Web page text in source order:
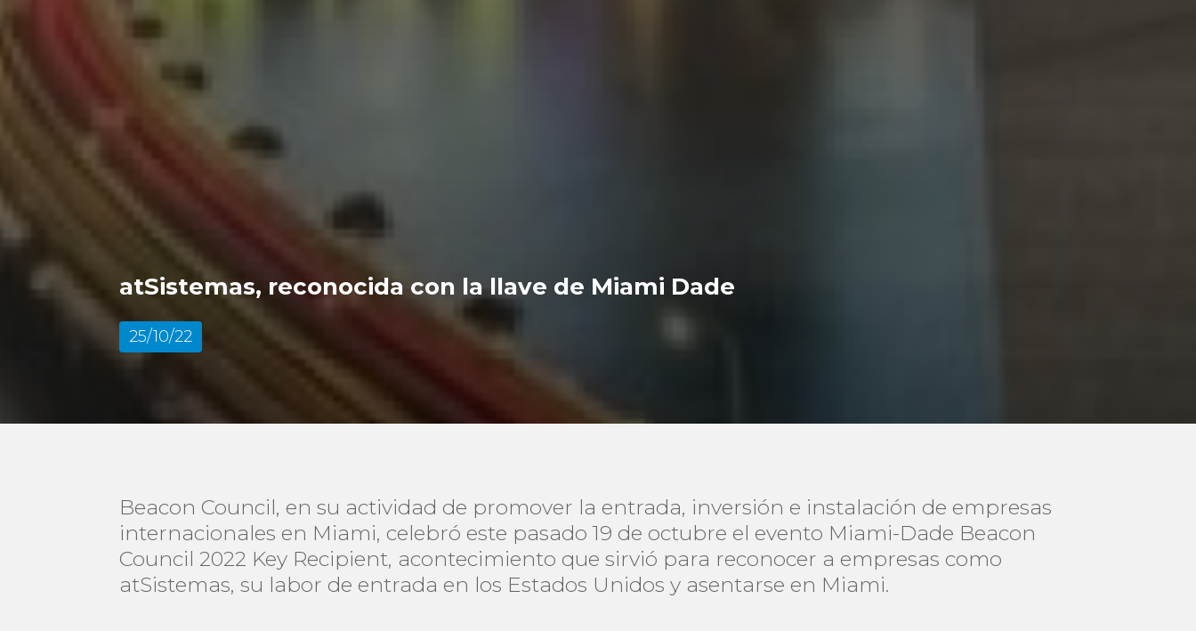
atSistemas, reconocida con la llave de Miami Dade
25/10/22
Beacon Council, en su actividad de promover la entrada, inversión e instalación de empresas
internacionales en Miami, celebró este pasado 19 de octubre el evento Miami-Dade Beacon
Council 2022 Key Recipient, acontecimiento que sirvió para reconocer a empresas como
atSistemas, su labor de entrada en los Estados Unidos y asentarse en Miami.